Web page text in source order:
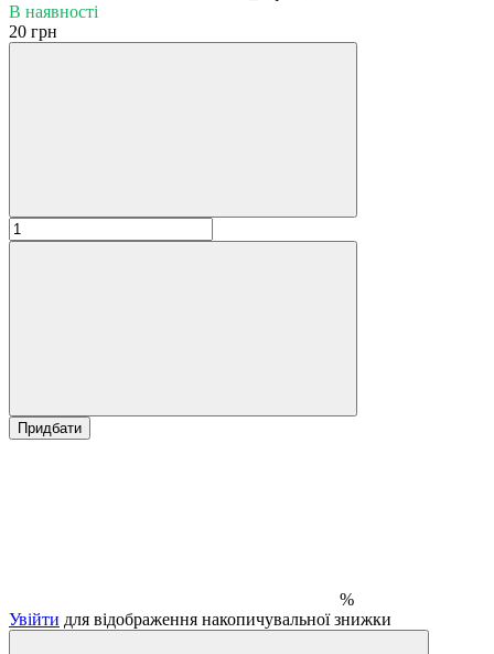
В наявності
20 грн
Придбати
%
Увійти для відображення накопичувальної знижки